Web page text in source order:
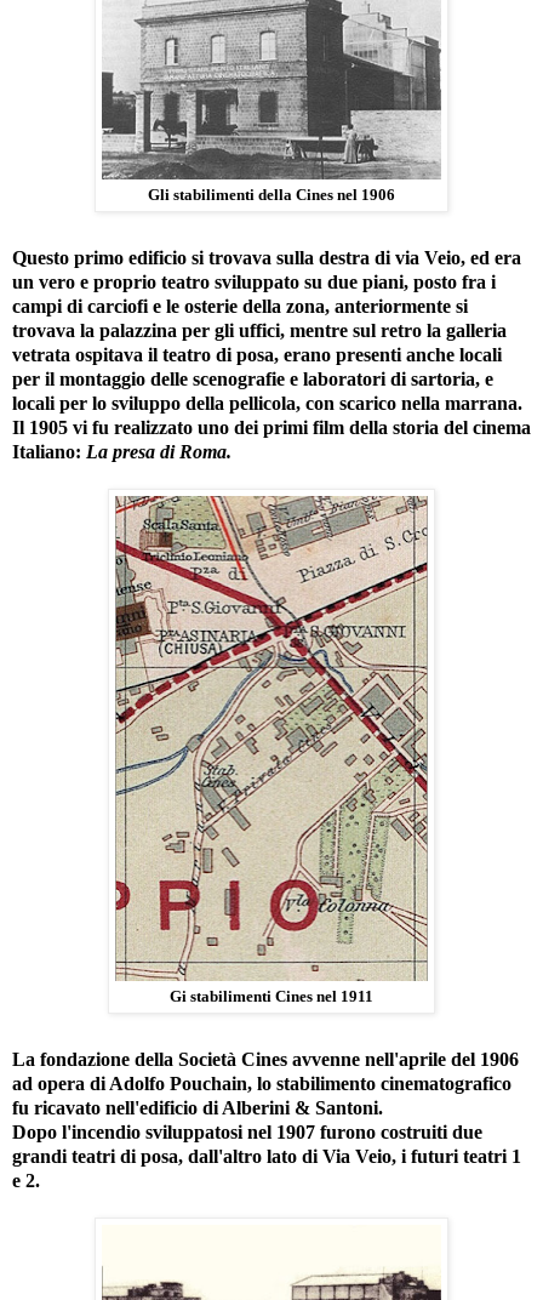
Gli stabilimenti della Cines nel 1906
Questo primo edificio si trovava sulla destra di via Veio, ed era
un vero e proprio teatro sviluppato su due piani, posto fra i
campi di carciofi e le osterie della zona, anteriormente si
trovava la palazzina per gli uffici, mentre sul retro la galleria
vetrata ospitava il teatro di posa, erano presenti anche locali
per il montaggio delle scenografie e laboratori di sartoria, e
locali per lo sviluppo della pellicola, con scarico nella marrana.
Il 1905 vi fu realizzato uno dei primi film della storia del cinema
Italiano: La presa di Roma.
Gi stabilimenti Cines nel 1911
La fondazione della Società Cines avvenne nell'aprile del 1906
ad opera di Adolfo Pouchain, lo stabilimento cinematografico
fu ricavato nell'edificio di Alberini & Santoni.
Dopo l'incendio sviluppatosi nel 1907 furono costruiti due
grandi teatri di posa, dall'altro lato di Via Veio, i futuri teatri 1
e 2.